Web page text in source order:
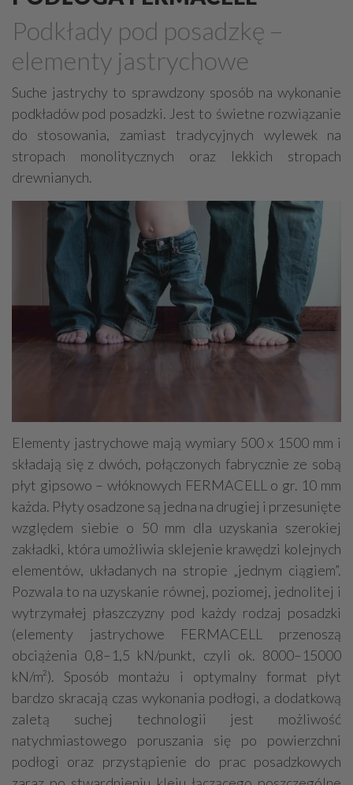
Drewno, konstrukcje drewniane
Farby, kleje, lakiery, emalie
Beton
Cegły, pustaki, bloczki
Szalunki, szalunki kartonowe
Techniki zamocowań
Kostka brukowa, granitowa
Beton komórkowy
Kruszywa
Systemy kominowe
Izolacje akustyczne
Składy budowlane
Stal, wyroby stalowe
Filtry
Metale
Podkłady pod posadzkę –
elementy jastrychowe
Suche jastrychy to sprawdzony sposób na wykonanie
podkładów pod posadzki. Jest to świetne rozwiązanie
do stosowania, zamiast tradycyjnych wylewek na
stropach monolitycznych oraz lekkich stropach
drewnianych.
Elementy jastrychowe mają wymiary 500 x 1500 mm i
składają się z dwóch, połączonych fabrycznie ze sobą
płyt gipsowo – włóknowych FERMACELL o gr. 10 mm
każda. Płyty osadzone są jedna na drugiej i przesunięte
względem siebie o 50 mm dla uzyskania szerokiej
zakładki, która umożliwia sklejenie krawędzi kolejnych
elementów, układanych na stropie „jednym ciągiem”.
Pozwala to na uzyskanie równej, poziomej, jednolitej i
wytrzymałej płaszczyzny pod każdy rodzaj posadzki
(elementy jastrychowe FERMACELL przenoszą
obciążenia 0,8–1,5 kN/punkt, czyli ok. 8000–15000
kN/m²). Sposób montażu i optymalny format płyt
bardzo skracają czas wykonania podłogi, a dodatkową
zaletą suchej technologii jest możliwość
natychmiastowego poruszania się po powierzchni
podłogi oraz przystąpienie do prac posadzkowych